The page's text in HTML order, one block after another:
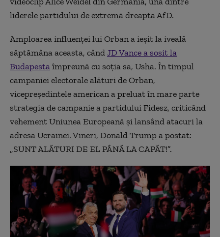
liderele partidului de extremă dreapta AfD.
Amploarea influenței lui Orban a ieșit la iveală
săptămâna aceasta, cândJD Vance a sosit la
Budapestaîmpreună cu soția sa, Usha. În timpul
campaniei electorale alături de Orban,
vicepreședintele american a preluat în mare parte
strategia de campanie a partidului Fidesz, criticând
vehement Uniunea Europeană și lansând atacuri la
adresa Ucrainei. Vineri, Donald Trump a postat:
„SUNT ALĂTURI DE EL PÂNĂ LA CAPĂT!”.